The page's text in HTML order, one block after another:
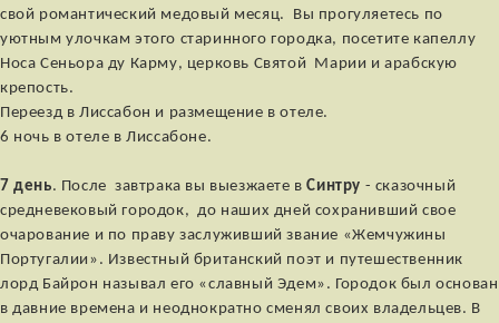
свой романтический медовый месяц. Вы прогуляетесь по
уютным улочкам этого старинного городка, посетите капеллу
Носа Сеньора ду Карму, церковь Святой Марии и арабскую
крепость.
Переезд в Лиссабон и размещение в отеле.
6 ночь в отеле в Лиссабоне.
7 день. После завтрака вы выезжаете вСинтру - сказочный
средневековый городок, до наших дней сохранивший свое
очарование и по праву заслуживший звание «Жемчужины
Португалии». Известный британский поэт и путешественник
лорд Байрон называл его «славный Эдем». Городок был основан
в давние времена и неоднократно сменял своих владельцев. В